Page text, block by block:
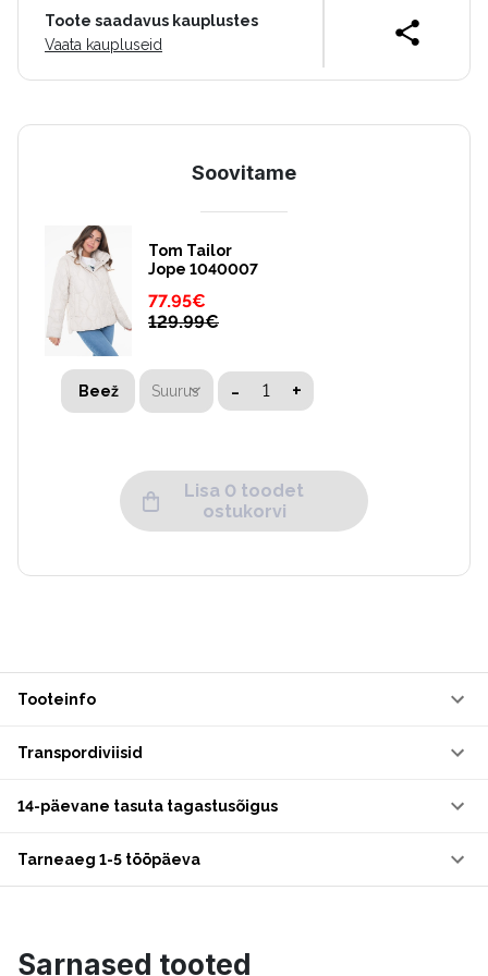
Toote saadavus kauplustes
Vaata kaupluseid
Soovitame
Tom Tailor
Jope 1040007
77.95€
129.99€
Beež Suurus - +
Lisa 0 toodet
ostukorvi
Tooteinfo
Transpordiviisid
14-päevane tasuta tagastusõigus
Tarneaeg 1-5 tööpäeva
Sarnased tooted